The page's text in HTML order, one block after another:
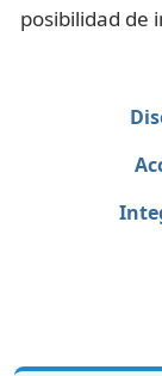
posibilidad de